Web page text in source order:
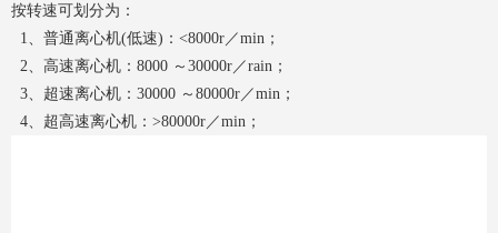
按转速可划分为：
1、普通离心机(低速)：<8000r／min；
2、高速离心机：8000 ～30000r／rain；
3、超速离心机：30000 ～80000r／min；
4、超高速离心机：>80000r／min；